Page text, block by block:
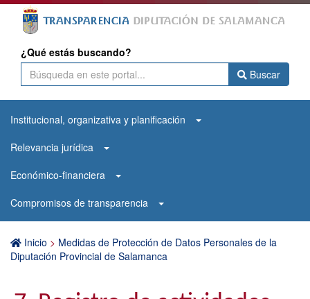
¿Qué estás buscando?
Buscar
Institucional, organizativa y planificación
Relevancia jurídica
Económico-financiera
Compromisos de transparencia
Inicio > Medidas de Protección de Datos Personales de la
Diputación Provincial de Salamanca